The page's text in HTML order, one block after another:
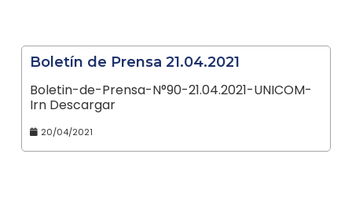
Boletín de Prensa 21.04.2021
Boletin-de-Prensa-N°90-21.04.2021-UNICOM-
Irn Descargar
20/04/2021